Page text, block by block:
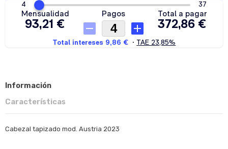
Información
Características
Cabezal tapizado mod. Austria 2023